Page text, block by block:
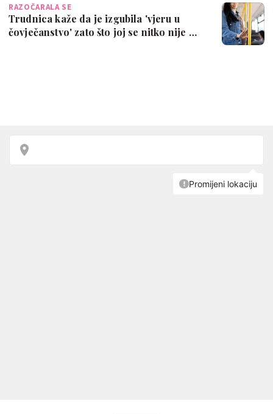
RAZOČARALA SE
Trudnica kaže da je izgubila 'vjeru u
čovječanstvo' zato što joj se nitko nije …